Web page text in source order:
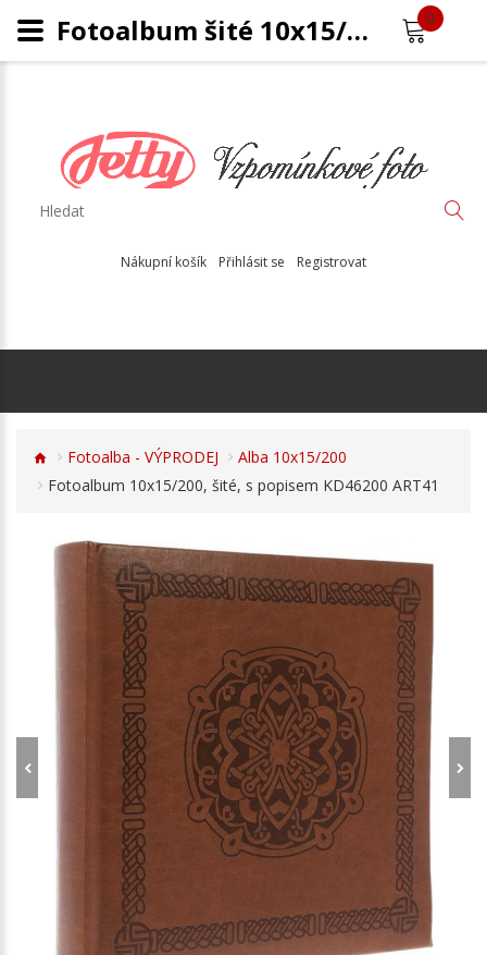
Nákupní košík Přihlásit se Registrovat
0
Fotoalba - VÝPRODEJ
Alba 10x15/200
Fotoalbum 10x15/200, šité, s popisem KD46200 ART41
Fotoalbum šité 10x15/200 s popisem KD46200 ART41